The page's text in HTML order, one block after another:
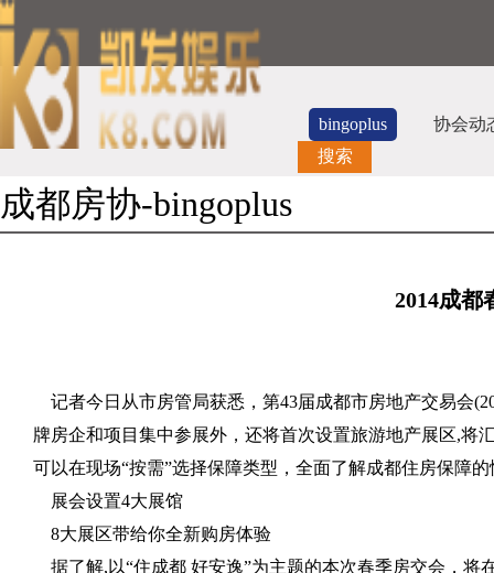
bingoplus
协会动
搜索
成都房协-bingoplus
2014成都
记者今日从市房管局获悉，第43届成都市房地产交易会
牌房企和项目集中参展外，还将首次设置旅游地产展区,将
可以在现场“按需”选择保障类型，全面了解成都住房保障的
展会设置4大展馆
8大展区带给你全新购房体验
据了解,以“住成都 好安逸”为主题的本次春季房交会，将